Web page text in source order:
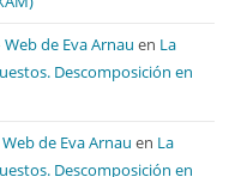
de Eva Arnau en La
Descomposición en
de Eva Arnau en La
Descomposición en